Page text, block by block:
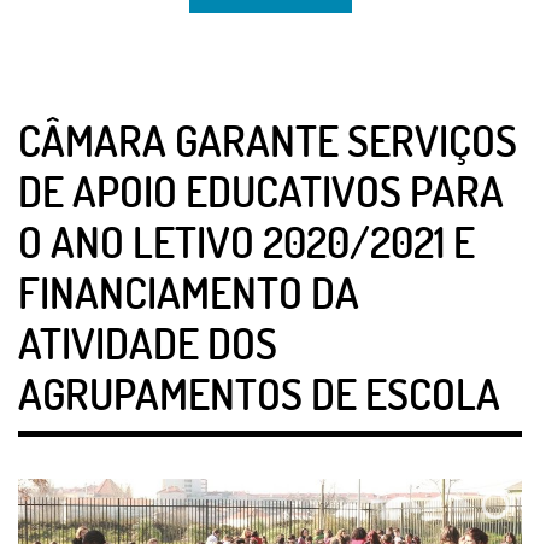
CÂMARA GARANTE SERVIÇOS
DE APOIO EDUCATIVOS PARA
O ANO LETIVO 2020/2021 E
FINANCIAMENTO DA
ATIVIDADE DOS
AGRUPAMENTOS DE ESCOLA